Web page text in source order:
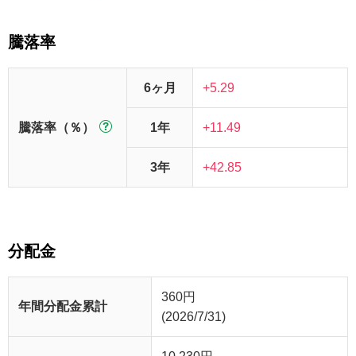
騰落率
騰落率（％）
6ヶ月 +5.29
1年 +11.49
3年 +42.85
分配金
年間分配金累計
360円
(2026/7/31)